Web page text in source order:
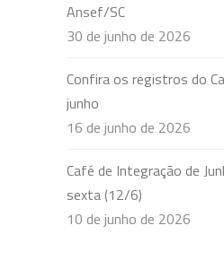
Ansef/SC
30 de junho de 2026
Confira os registros do
junho
16 de junho de 2026
Café de Integração de
sexta (12/6)
10 de junho de 2026